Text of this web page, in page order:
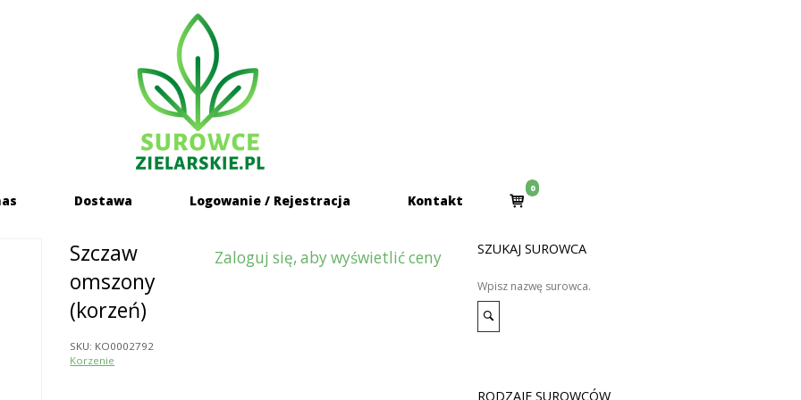
Dostawa Logowanie / Rejestracja Kontakt
View
shopping
0
Zaloguj się, aby wyświetlić ceny
Szczaw
omszony
(korzeń)
SKU: KO0002792
Korzenie
SZUKAJ SUROWCA
Search
for:
RODZAJE SUROWCÓW